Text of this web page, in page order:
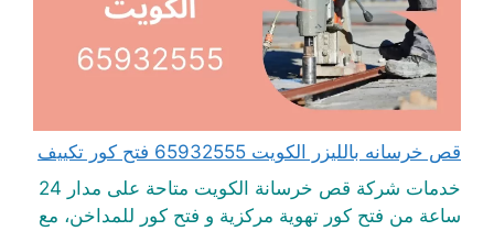
قص خرسانه بالليزر الكويت 65932555 فتح كور تكييف
خدمات شركة قص خرسانة الكويت متاحة على مدار 24
ساعة من فتح كور تهوية مركزية و فتح كور للمداخن، مع